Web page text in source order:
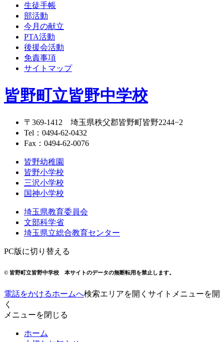
生徒手帳
部活動
今月の献立
PTA活動
後援会活動
免責事項
サイトマップ
皆野町立皆野中学校
〒369-1412 埼玉県秩父郡皆野町皆野2244−2
Tel： 0494-62-0432
Fax：0494-62-0076
皆野幼稚園
皆野小学校
三沢小学校
国神小学校
埼玉県教育委員会
文部科学省
埼玉県立総合教育センター
PC版に切り替える
© 皆野町立皆野中学校 本サイトのデータの無断転用を禁止します。
電話をかけるホームへ検索エリアを開く サイトメニューを開
く
メニューを閉じる
ホーム